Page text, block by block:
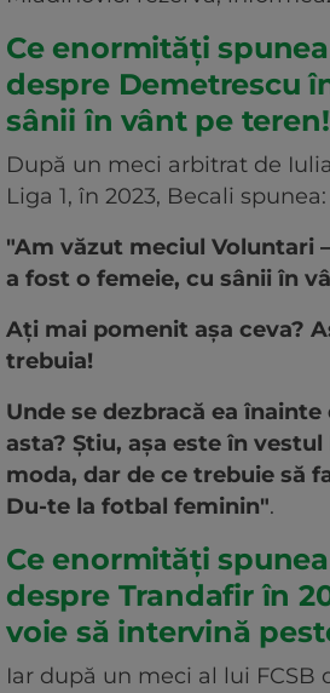
Ce enormități
despre Demetrescu
sânii în vânt pe
După un meci arbitrat de
Liga 1, în 2023, Becali spunea:
"Am văzut meciul Voluntari
a fost o femeie, cu sânii în
Ați mai pomenit așa ceva?
trebuia!
Unde se dezbracă ea
asta? Știu, așa este în
moda, dar de ce trebuie să
Du-te la fotbal feminin".
Ce enormități
despre Trandafir în
voie să intervină
Iar după un meci al lui FCSB